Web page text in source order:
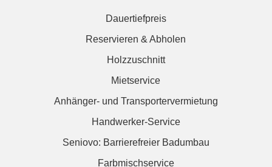
Dauertiefpreis
Reservieren & Abholen
Holzzuschnitt
Mietservice
Anhänger- und Transportervermietung
Handwerker-Service
Seniovo: Barrierefreier Badumbau
Farbmischservice